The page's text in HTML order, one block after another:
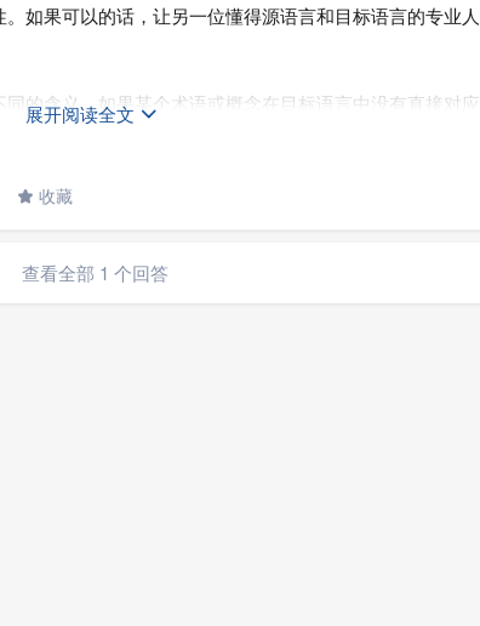
如果可以的话，让另一位懂得源语言和目标语言的专业人
的含义。如果某个术语或概念在目标语言中没有直接对应
思。
展开阅读全文 
 收藏
查看全部 1 个回答